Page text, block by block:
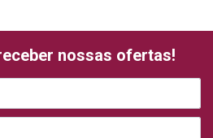
nossas ofertas!